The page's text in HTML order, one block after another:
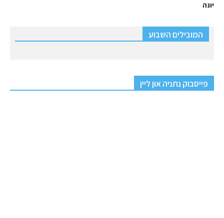
יונה
המובילים השבוע
פייסבוק נתניה און ליין